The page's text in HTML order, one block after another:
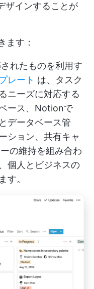
ザインすることが
ます：
れたものを利用す
レート は、タスク
ニーズに対応する
ース、Notionで
データベース管
ション、共有キャ
の維持を組み合わ
個人とビジネスの
す。